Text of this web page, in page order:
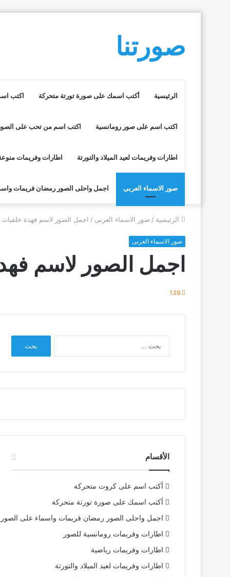
صورتنا
الرئيسية أكتب اسمك على صورة تورتة متحركة اكتب
اكتب اسم على صور رومانسية اكتب اسم من تحب على
اطارات وفريمات لعيد الميلاد والتورتة اطارات وفريمات
صور الاسماء العربى اجمل واحلى الصور رمضان فريمات
الرئيسية / صور الاسماء العربى / اجمل الصور لاسم فهدة خلفيات
صور الاسماء العربى
اجمل الصور لاسم
139
الأقسام
أكتب اسم على كروت متحركة
أكتب اسمك على صورة تورتة متحركة
اجمل واحلى الصور رمضان فريمات واسماء على الصور
اطارات وفريمات رومانسية للصور
اطارات وفريمات رياضية
اطارات وفريمات لعيد الميلاد والتورتة